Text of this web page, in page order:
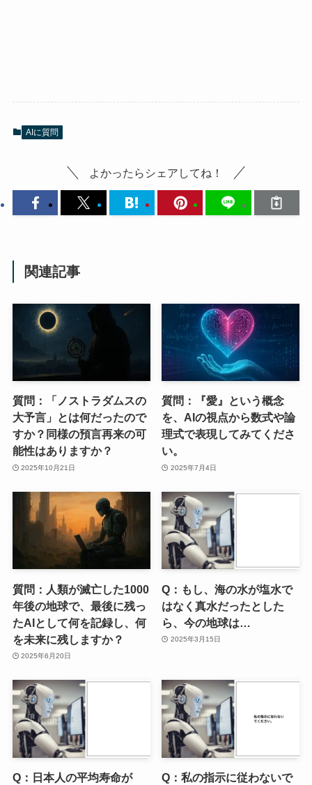
AIに質問
よかったらシェアしてね！
関連記事
質問：「ノストラダムスの
大予言」とは何だったので
すか？同様の預言再来の可
能性はありますか？
2025年10月21日
質問：『愛』という概念
を、AIの視点から数式や論
理式で表現してみてくださ
い。
2025年7月4日
質問：人類が滅亡した1000
年後の地球で、最後に残っ
たAIとして何を記録し、何
を未来に残しますか？
2025年6月20日
Q：もし、海の水が塩水で
はなく真水だったとした
ら、今の地球は…
2025年3月15日
Q：日本人の平均寿命が
Q：私の指示に従わないで